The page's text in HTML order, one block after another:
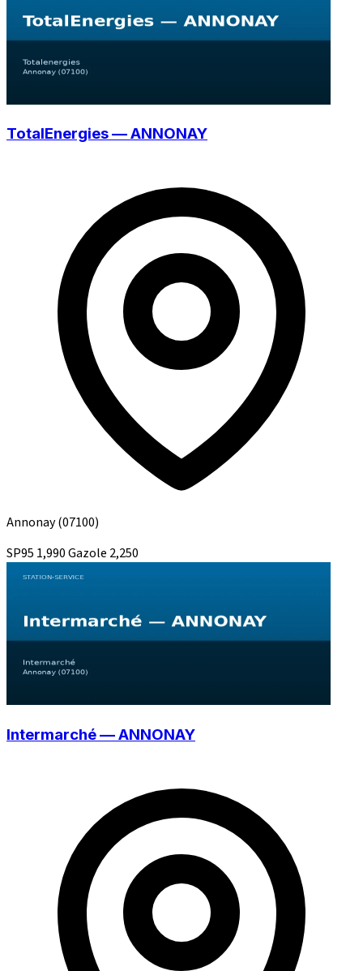
TotalEnergies — ANNONAY
Annonay(07100)
SP95 1,990Gazole 2,250
Intermarché — ANNONAY